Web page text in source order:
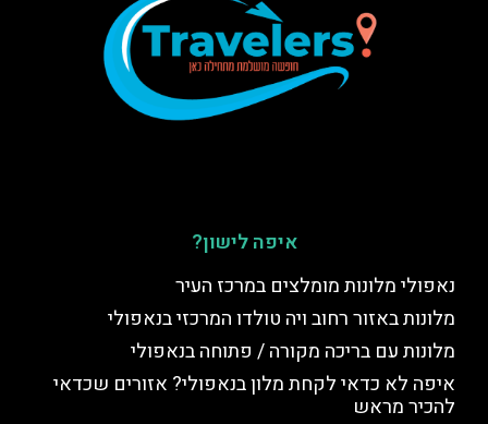
איפה לישון?
נאפולי מלונות מומלצים במרכז העיר
מלונות באזור רחוב ויה טולדו המרכזי בנאפולי
מלונות עם בריכה מקורה / פתוחה בנאפולי
איפה לא כדאי לקחת מלון בנאפולי? אזורים שכדאי
להכיר מראש